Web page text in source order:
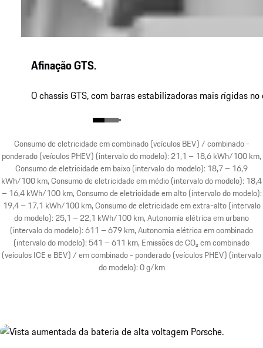
Afinação GTS.
O chassis GTS, com barras estabilizadoras mais rígidas
Consumo de eletricidade em combinado (veículos BEV) / combinado -
ponderado (veículos PHEV) (intervalo do modelo): 21,1 – 18,6 kWh/100 km,
Consumo de eletricidade em baixo (intervalo do modelo): 18,7 – 16,9
kWh/100 km, Consumo de eletricidade em médio (intervalo do modelo): 18,4
– 16,4 kWh/100 km, Consumo de eletricidade em alto (intervalo do modelo):
19,4 – 17,1 kWh/100 km, Consumo de eletricidade em extra-alto (intervalo
do modelo): 25,1 – 22,1 kWh/100 km, Autonomia elétrica em urbano
(intervalo do modelo): 611 – 679 km, Autonomia elétrica em combinado
(intervalo do modelo): 541 – 611 km, Emissões de CO₂ em combinado
(veículos ICE e BEV) / em combinado - ponderado (veículos PHEV) (intervalo
do modelo): 0 g/km